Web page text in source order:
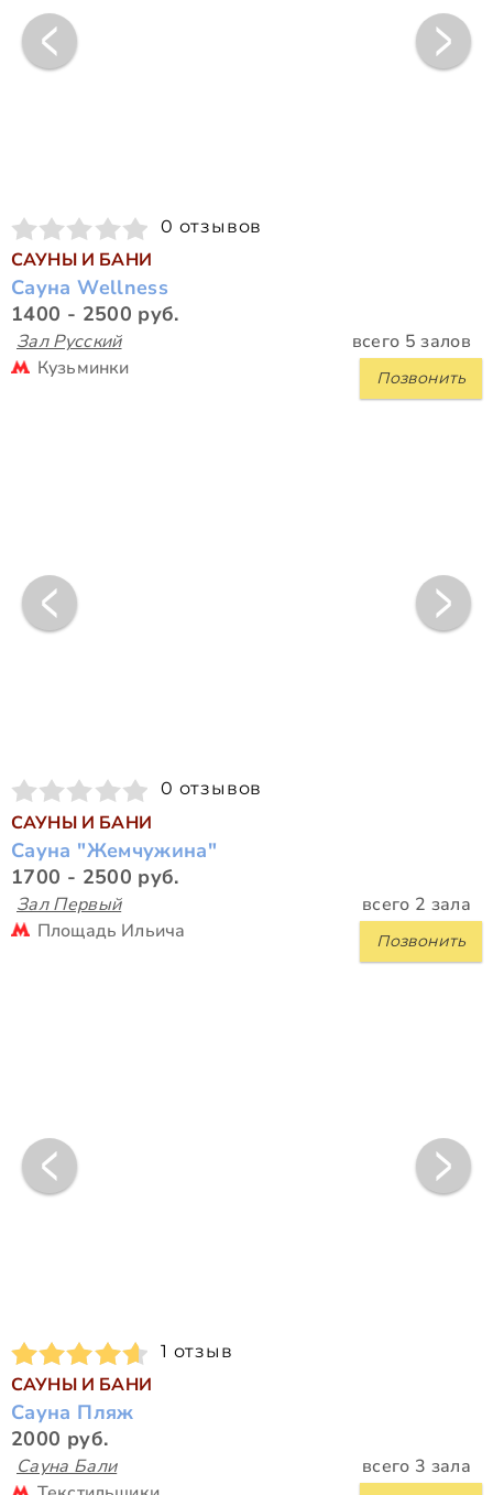
0 отзывов
САУНЫ И БАНИ
Сауна Wellness
1400 - 2500 руб.
Зал Русский всего 5 залов
Позвонить
Кузьминки
0 отзывов
САУНЫ И БАНИ
Сауна "Жемчужина"
1700 - 2500 руб.
Зал Первый всего 2 зала
Позвонить
Площадь Ильича
1 отзыв
САУНЫ И БАНИ
Сауна Пляж
2000 руб.
Сауна Бали всего 3 зала